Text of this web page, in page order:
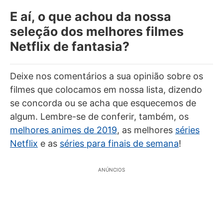
E aí, o que achou da nossa
seleção dos melhores filmes
Netflix de fantasia?
Deixe nos comentários a sua opinião sobre os
filmes que colocamos em nossa lista, dizendo
se concorda ou se acha que esquecemos de
algum. Lembre-se de conferir, também, os
melhores animes de 2019, as melhores séries
Netflix e as séries para finais de semana!
ANÚNCIOS